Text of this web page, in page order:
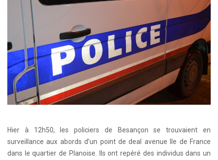
Hier à 12h50, les policiers de Besançon se trouvaient en
surveillance aux abords d’un point de deal avenue Ile de France
dans le quartier de Planoise. Ils ont repéré des individus dans un